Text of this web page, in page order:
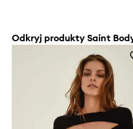
Odkryj produkty Saint